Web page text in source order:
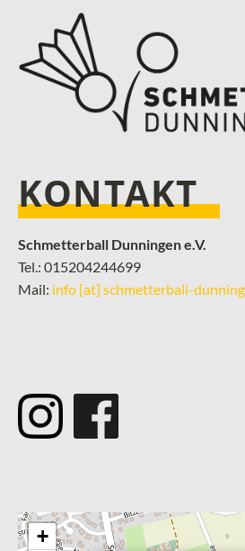
KONTAKT
Schmetterball Dunningen e.V.
Tel.: 015204244699
Mail: info [at] schmetterball-
+